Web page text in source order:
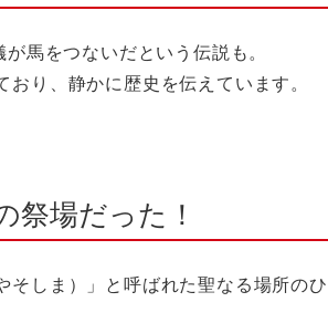
馬をつないだという伝説も。
り、静かに歴史を伝えています。
祭場だった！
そしま）」と呼ばれた聖なる場所のひ